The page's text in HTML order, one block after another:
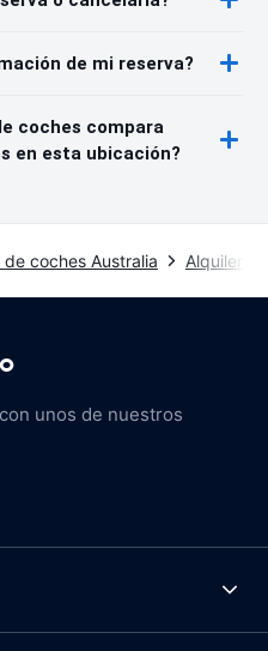
de mi reserva?
coches compara
en esta ubicación?
de coches Australia Alquiler
unos de nuestros